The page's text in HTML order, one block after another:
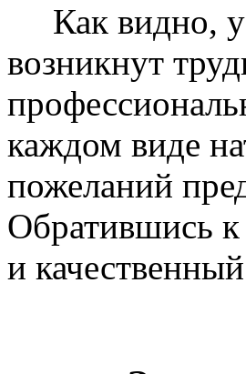
Как видно, у
возникнут
каждом виде
пожеланий
Обратившись к
и